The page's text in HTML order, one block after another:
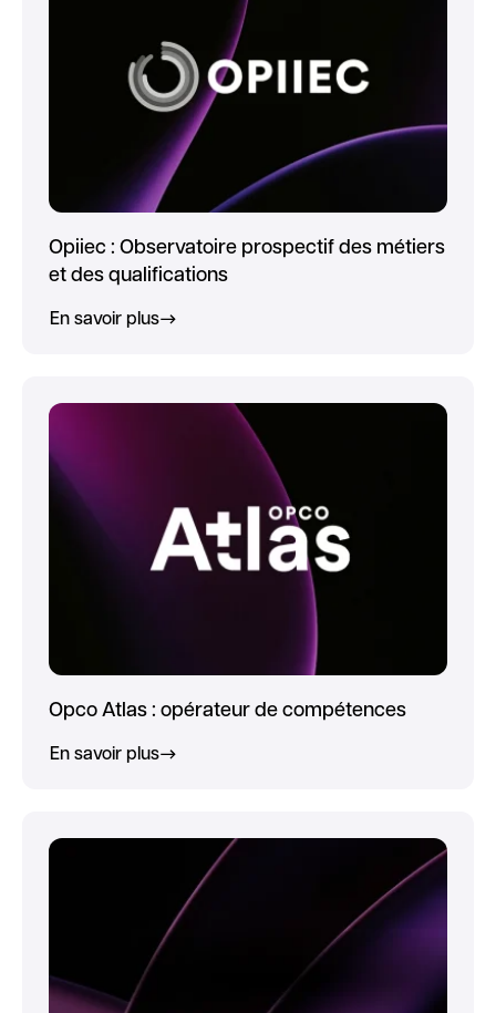
Opiiec : Observatoire prospectif des métiers
et des qualifications
En savoir plus
Opco Atlas : opérateur de compétences
En savoir plus